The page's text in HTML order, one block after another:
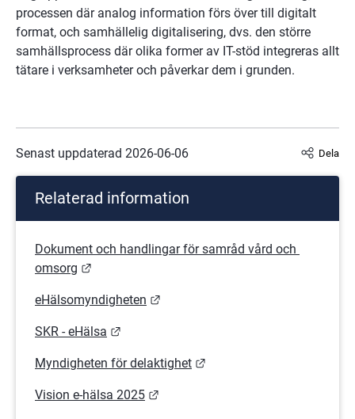
processen där analog information förs över till digitalt
format, och samhällelig digitalisering, dvs. den större
samhällsprocess där olika former av IT-stöd integreras allt
tätare i verksamheter och påverkar dem i grunden.
Senast uppdaterad 2026-06-06 Dela
Relaterad information
Dokument och handlingar för samråd vård och
omsorg
eHälsomyndigheten
SKR - eHälsa
Myndigheten för delaktighet
Vision e-hälsa 2025